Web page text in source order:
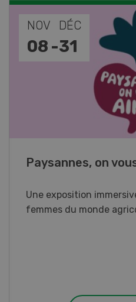
NOV
17 -
JAN
26
Cours spécialisé
Vous élevez des
Ce cours vous équipe